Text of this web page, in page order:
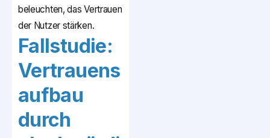
beleuchten, das Vertrauen
der Nutzer stärken.
Fallstudie:
Vertrauens
aufbau
durch